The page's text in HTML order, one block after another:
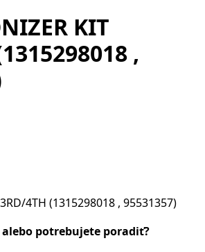
KIT
,
4TH (1315298018 , 95531357)
potrebujete poradiť?